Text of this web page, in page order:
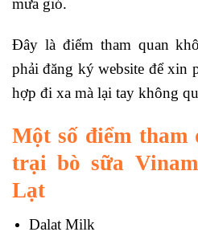
mưa gió.
Đây là điểm tham quan
phải đăng ký website để xin
hợp đi xa mà lại tay không
Một số điểm tham
trại bò sữa
Lạt
Dalat Milk